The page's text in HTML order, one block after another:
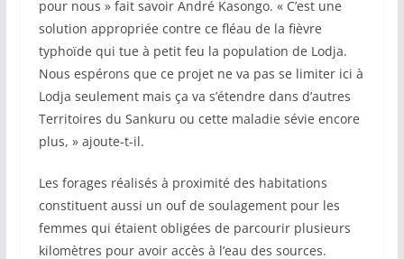
pour nous » fait savoir André Kasongo. « C’est une
solution appropriée contre ce fléau de la fièvre
typhoïde qui tue à petit feu la population de Lodja.
Nous espérons que ce projet ne va pas se limiter ici à
Lodja seulement mais ça va s’étendre dans d’autres
Territoires du Sankuru ou cette maladie sévie encore
plus, » ajoute-t-il.
Les forages réalisés à proximité des habitations
constituent aussi un ouf de soulagement pour les
femmes qui étaient obligées de parcourir plusieurs
kilomètres pour avoir accès à l’eau des sources.